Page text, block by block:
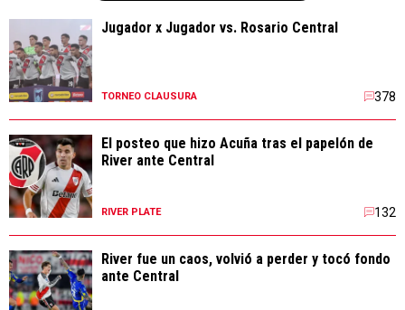
Jugador x Jugador vs. Rosario Central
TORNEO CLAUSURA 378
El posteo que hizo Acuña tras el papelón de
River ante Central
RIVER PLATE 132
River fue un caos, volvió a perder y tocó fondo
ante Central